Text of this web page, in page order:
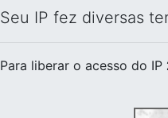
Seu IP fez diversas
Para liberar o acesso do IP